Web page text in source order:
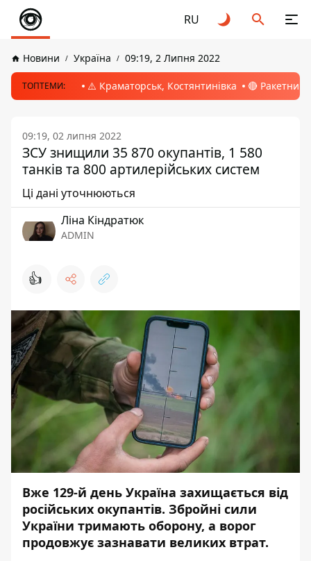
RU
Новини Україна 09:19, 2 Липня 2022
ТОПТЕМИ: ⚠️ Краматорськ, Костянтинівка 🔴 Ракетний
09:19, 02 липня 2022
ЗСУ знищили 35 870 окупантів, 1 580
танків та 800 артилерійських систем
Ці дані уточнюються
Ліна Кіндратюк
ADMIN
👍
Вже 129-й день Україна захищається від
російських окупантів. Збройні сили
України тримають оборону, а ворог
продовжує зазнавати великих втрат.